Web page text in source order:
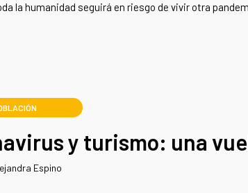
la humanidad seguirá en riesgo de vivir otra
y turismo: una
Espino